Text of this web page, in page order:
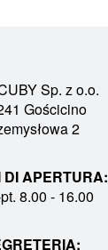
Sp. z o.o.
Gościcino
2
DI APERTURA:
8.00 - 16.00